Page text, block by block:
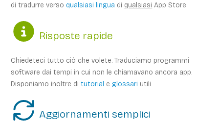
di tradurre verso qualsiasi lingua di qualsiasi App Store.
Risposte rapide
Chiedeteci tutto ciò che volete. Traduciamo programmi
software dai tempi in cui non le chiamavano ancora app.
Disponiamo inoltre ditutorial e glossari utili.
Aggiornamenti semplici